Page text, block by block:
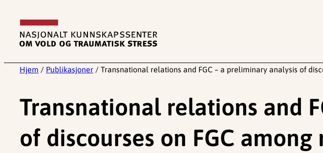
innhold
Hjem / Publikasjoner / Transnational relations and FGC – a preliminary analysis of
Transnational relations and
of discourses on FGC